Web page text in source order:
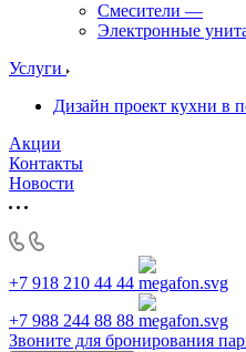
Смесители —
Электронные
Услуги
Дизайн проект кухни в
Акции
Контакты
Новости
+7 918 210 44 44
+7 988 244 88 88
Звоните для бронирования